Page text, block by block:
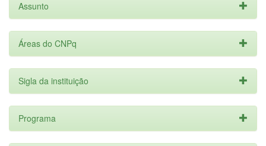
Assunto
Áreas do CNPq
Sigla da instituição
Programa